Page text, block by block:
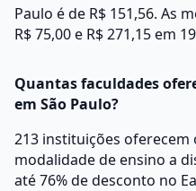
Paulo é de R$ 151,56. As
R$ 75,00 e R$ 271,15 em
Quantas faculdades
em São Paulo?
213 instituições oferecem
modalidade de ensino a
até 76% de desconto no